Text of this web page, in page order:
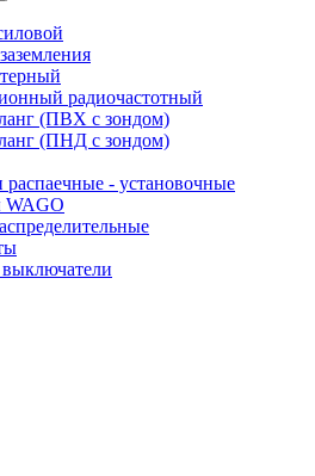
радиочастотный
(ПВХ с зондом)
(ПНД с зондом)
распаечные - установочные
выключатели